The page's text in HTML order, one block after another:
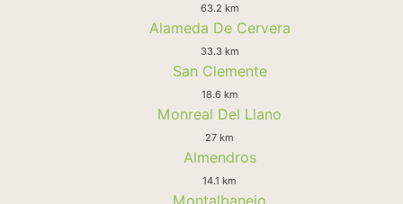
63.2 km
Alameda De Cervera
33.3 km
San Clemente
18.6 km
Monreal Del Llano
27 km
Almendros
14.1 km
Montalbanejo